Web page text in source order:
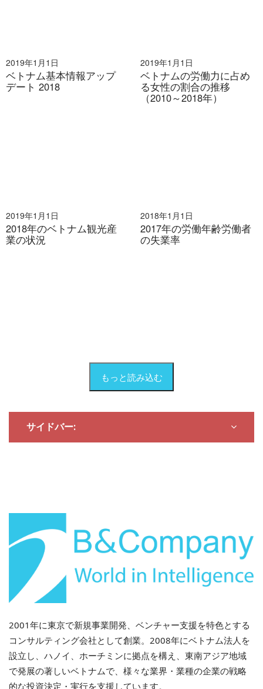
2019年1月1日
ベトナム基本情報アップ
デート 2018
2019年1月1日
ベトナムの労働力に占め
る女性の割合の推移
（2010～2018年）
2019年1月1日
2018年のベトナム観光産
業の状況
2018年1月1日
2017年の労働年齢労働者
の失業率
もっと読み込む
サイドバー:
2001年に東京で新規事業開発、ベンチャー支援を特色とする
コンサルティング会社として創業。2008年にベトナム法人を
設立し、ハノイ、ホーチミンに拠点を構え、東南アジア地域
で発展の著しいベトナムで、様々な業界・業種の企業の戦略
的な投資決定・実行を支援しています。